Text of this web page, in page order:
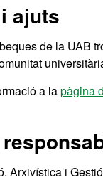
ajuts
de la UAB
a lapàgina
Arxivística i